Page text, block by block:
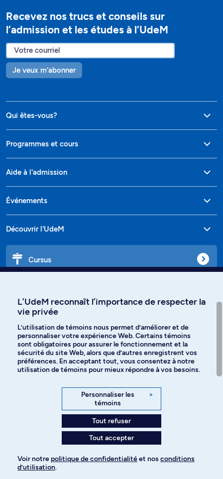
Recevez nos trucs et conseils sur
l’admission et les études à l’UdeM
Je veux m'abonner
Qui êtes-vous?
Programmes et cours
Aide à l'admission
Événements
Découvrir l'UdeM
Cursus
Langues
Facebook Instagram
YouTube
Politique de confidentialité
L’UdeM reconnaît l’importance de respecter la
vie privée
L’utilisation de témoins nous permet d’améliorer et de
personnaliser votre expérience Web. Certains témoins
sont obligatoires pour assurer le fonctionnement et la
sécurité du site Web, alors que d’autres enregistrent vos
préférences. En acceptant tout, vous consentez à notre
utilisation de témoins pour mieux répondre à vos besoins.
Personnaliser les
témoins
>
Tout refuser
Tout accepter
Voir notre politique de confidentialitéet nos conditions
d’utilisation.